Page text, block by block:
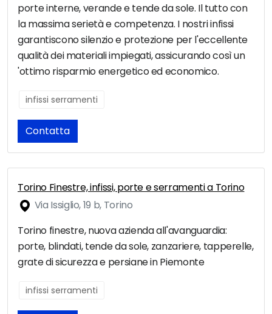
porte interne, verande e tende da sole. Il tutto con
la massima serietà e competenza. I nostri infissi
garantiscono silenzio e protezione per l'eccellente
qualità dei materiali impiegati, assicurando così un
'ottimo risparmio energetico ed economico.
infissi serramenti
Contatta
Torino Finestre, infissi, porte e serramenti a Torino
Via Issiglio, 19 b, Torino
Torino finestre, nuova azienda all'avanguardia:
porte, blindati, tende da sole, zanzariere, tapperelle,
grate di sicurezza e persiane in Piemonte
infissi serramenti